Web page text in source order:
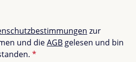
zur
und dieAGB gelesen und bin
*